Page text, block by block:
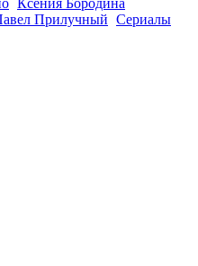
Ксения Бородина
Прилучный Сериалы